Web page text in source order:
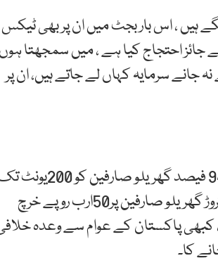
، اس بار بجٹ میں ان پر بھی ٹیکس
جائز احتجاج کیا ہے ، میں سمجھتا
جانے سرمایہ کہاں لے جاتے ہیں، ان پر
انہوں نے کہا کہ ہم نے قوم سے کبھی غلط بات نہیں کی اور نہ کریں گے ، 94 فیصد گھریلو صارفین
3ماہ کیلئے جولائی ، اگست اور ستمبر میں رعایت دے رہے ہیں ۔ ڈھائی کروڑ گھریلو صارفین پر50ارب روپے خرچ
دے رہے ہیں ، کبھی پاکستان کے عوام سے وعدہ